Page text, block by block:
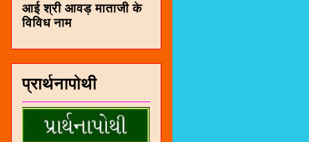
आई श्री आवड़ माताजी के
विविध नाम
प्रार्थनापोथी